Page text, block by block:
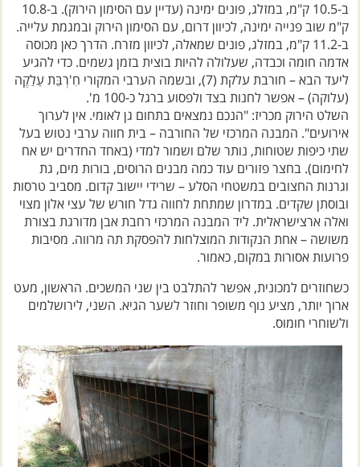
ב-10.5 ק"מ, במזלג, פונים ימינה (עדיין עם הסימון הירוק). ב-10.8
ק"מ שוב פנייה ימינה, לכיוון דרום, עם הסימון הירוק ובמגמת עלייה.
ב-11.2 ק"מ, במזלג, פונים שמאלה, לכיוון מזרח. הדרך כאן מכוסה
אדמה חומה וכבדה, שעלולה להיות בוצית בזמן גשמים. כדי להגיע
ליעד הבא – חורבת עלקת (7), ובשמה הערבי המקורי חִ'רְבַּת עַלַקֶה
(עלוקה) – אפשר לחנות בצד ולפסוע ברגל כ-100 מ'.
השלט הירוק מכריז: "הנכם נמצאים בתחום גן לאומי. אין לערוך
אירועים". המבנה המרכזי של החורבה – בית חווה ערבי נטוש בעל
שתי כיפות שטוחות, נותר שלם ושמור למדי (באחד החדרים יש אח
לחימום). בחצר פזורים עוד כמה מבנים הרוסים, בורות מים, גת
וגרנות החצובים במשטחי הסלע – שרידי יישוב קדום. מסביב טרסות
ובוסתן שקדים. במדרון שמתחת לחווה גדל חורש של עצי אלון מצוי
ואלה ארצישראלית. ליד המבנה המרכזי רחבת אבן מדורגת בצורת
משושה – אחת הנקודות המוצלחות להפסקת תה מרווה. מסיבות
פרועות אסורות במקום, כאמור.
כשחוזרים למכונית, אפשר להתלבט בין שני המשכים. הראשון, מעט
ארוך יותר, מציע נוף משופר וחוזר לשער הגיא. השני, לירושלמים
ולשוחרי חומוס.